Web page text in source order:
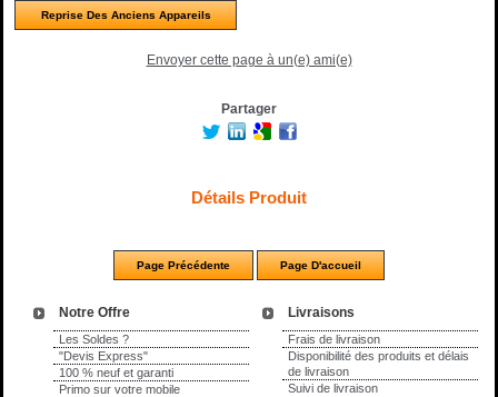
Notre Offre
Les Soldes ?
"Devis Express"
100 % neuf et garanti
Primo sur votre mobile
Livraisons
Frais de livraison
Disponibilité des produits et délais
de livraison
Suivi de livraison
Reprise Des Anciens Appareils
Envoyer cette page à un(e) ami(e)
Partager
Détails Produit